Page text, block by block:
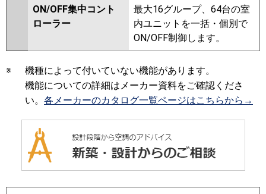
ON/OFF集中コント
ローラー
最大16グループ、64台の室
内ユニットを一括・個別で
ON/OFF制御します。
※
機種によって付いていない機能があります。
機能についての詳細はメーカー資料をご確認くださ
い。 各メーカーのカタログ一覧ページはこちらから→